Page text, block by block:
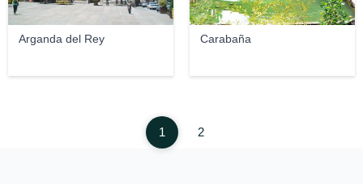
Arganda del Rey Carabaña
1 2